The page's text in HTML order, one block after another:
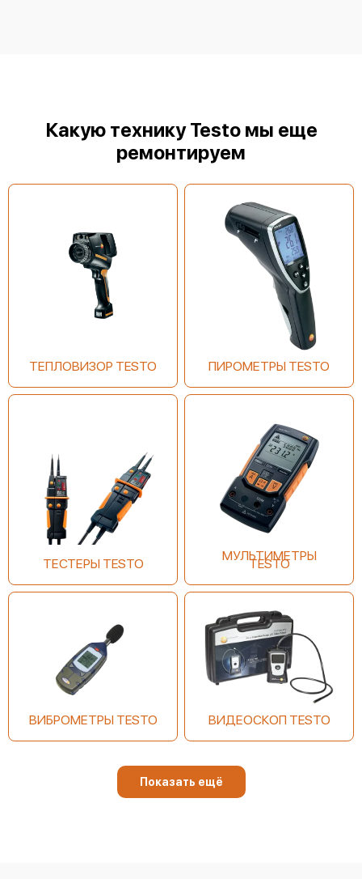
Testo 826-T4
Testo 810
Какую технику Testo мы еще
ремонтируем
ТЕПЛОВИЗОР TESTO ПИРОМЕТРЫ TESTO
ТЕСТЕРЫ TESTO
МУЛЬТИМЕТРЫ
TESTO
ВИБРОМЕТРЫ TESTO ВИДЕОСКОП TESTO
Показать ещё